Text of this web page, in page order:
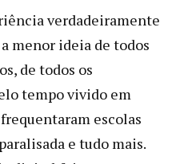
verdadeiramente
menor ideia de todos
de todos os
tempo vivido em
escolas
e tudo mais.